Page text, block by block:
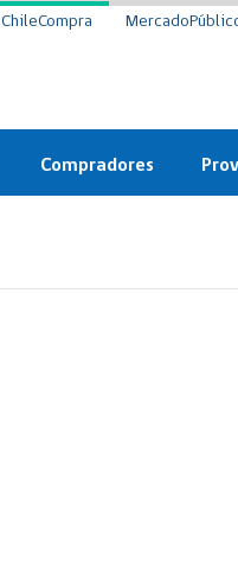
ChileCompra
Compradores
Circular